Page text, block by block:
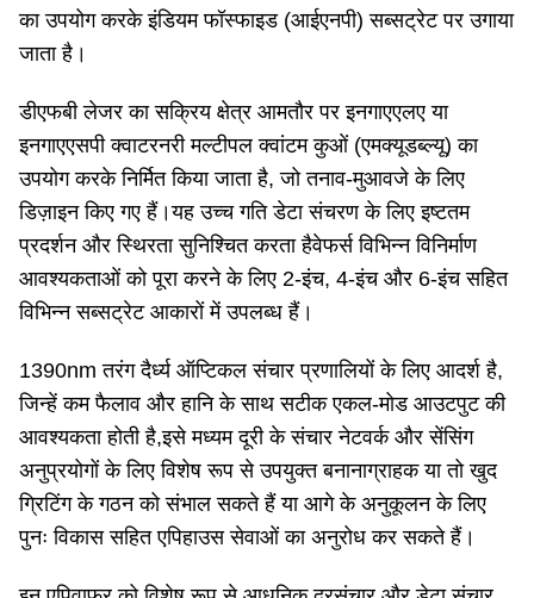
का उपयोग करके इंडियम फॉस्फाइड (आईएनपी) सब्सट्रेट पर उगाया
जाता है।
डीएफबी लेजर का सक्रिय क्षेत्र आमतौर पर इनगाएएलए या
इनगाएएसपी क्वाटरनरी मल्टीपल क्वांटम कुओं (एमक्यूडब्ल्यू) का
उपयोग करके निर्मित किया जाता है, जो तनाव-मुआवजे के लिए
डिज़ाइन किए गए हैं।यह उच्च गति डेटा संचरण के लिए इष्टतम
प्रदर्शन और स्थिरता सुनिश्चित करता हैवेफर्स विभिन्न विनिर्माण
आवश्यकताओं को पूरा करने के लिए 2-इंच, 4-इंच और 6-इंच सहित
विभिन्न सब्सट्रेट आकारों में उपलब्ध हैं।
1390nm तरंग दैर्ध्य ऑप्टिकल संचार प्रणालियों के लिए आदर्श है,
जिन्हें कम फैलाव और हानि के साथ सटीक एकल-मोड आउटपुट की
आवश्यकता होती है,इसे मध्यम दूरी के संचार नेटवर्क और सेंसिंग
अनुप्रयोगों के लिए विशेष रूप से उपयुक्त बनानाग्राहक या तो खुद
ग्रिटिंग के गठन को संभाल सकते हैं या आगे के अनुकूलन के लिए
पुनः विकास सहित एपिहाउस सेवाओं का अनुरोध कर सकते हैं।